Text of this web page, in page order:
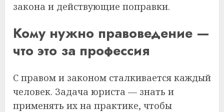
закона и действующие поправки.
Кому нужно правоведение —
что это за профессия
С правом и законом сталкивается каждый
человек. Задача юриста — знать и
применять их на практике, чтобы